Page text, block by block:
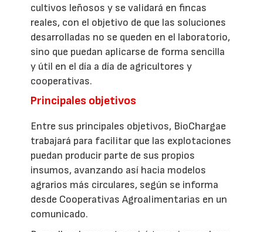
cultivos leñosos y se validará en fincas
reales, con el objetivo de que las soluciones
desarrolladas no se queden en el laboratorio,
sino que puedan aplicarse de forma sencilla
y útil en el día a día de agricultores y
cooperativas.
Principales objetivos
Entre sus principales objetivos, BioChargae
trabajará para facilitar que las explotaciones
puedan producir parte de sus propios
insumos, avanzando así hacia modelos
agrarios más circulares, según se informa
desde Cooperativas Agroalimentarias en un
comunicado.